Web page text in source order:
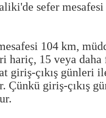
sefer
104 km,
hariç, 15 veya daha
giriş-çıkış günleri
Çünkü giriş-çıkış